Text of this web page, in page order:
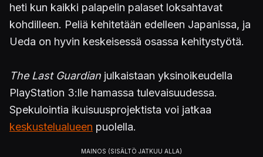
heti kun kaikki palapelin palaset loksahtavat
kohdilleen. Peliä kehitetään edelleen Japanissa, ja
Ueda on hyvin keskeisessä osassa kehitystyötä.
The Last Guardian julkaistaan yksinoikeudella
PlayStation 3:lle hamassa tulevaisuudessa.
Spekulointia ikuisuusprojektista voi jatkaa
keskustelualueen puolella.